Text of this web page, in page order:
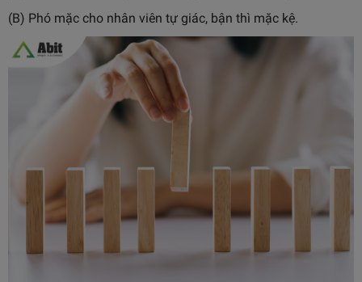
(B) Phó mặc cho nhân viên tự giác, bận thì mặc kệ.